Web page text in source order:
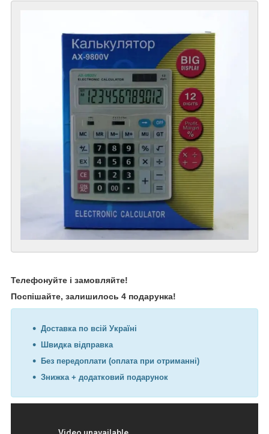
Телефонуйте і замовляйте!
Поспішайте, залишилось 4 подарунка!
Доставка по всій Україні
Швидка відправка
Без передоплати (оплата при отриманні)
Знижка + додатковий подарунок